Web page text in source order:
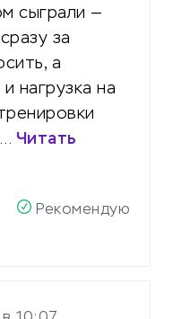
сыграли —
за
а
нагрузка на
Читать
Рекомендую